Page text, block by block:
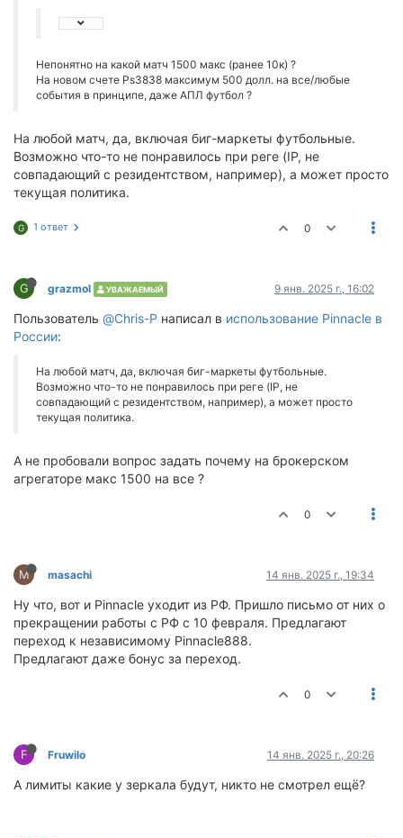
Непонятно на какой матч 1500 макс (ранее 10к) ?
На новом счете Ps3838 максимум 500 долл. на все/любые
события в принципе, даже АПЛ футбол ?
На любой матч, да, включая биг-маркеты футбольные.
Возможно что-то не понравилось при реге (IP, не
совпадающий с резидентством, например), а может просто
текущая политика.
G 1 ответ 0
G grazmol УВАЖАЕМЫЙ 9 янв. 2025 г., 16:02
Пользователь @Chris-P написал в использование Pinnacle в
России:
На любой матч, да, включая биг-маркеты футбольные.
Возможно что-то не понравилось при реге (IP, не
совпадающий с резидентством, например), а может просто
текущая политика.
А не пробовали вопрос задать почему на брокерском
агрегаторе макс 1500 на все ?
0
M masachi 14 янв. 2025 г., 19:34
Ну что, вот и Pinnacle уходит из РФ. Пришло письмо от них о
прекращении работы с РФ с 10 февраля. Предлагают
переход к независимому Pinnacle888.
Предлагают даже бонус за переход.
0
F Fruwilo 14 янв. 2025 г., 20:26
А лимиты какие у зеркала будут, никто не смотрел ещё?